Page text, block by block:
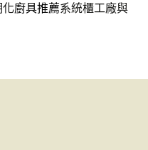
化廚具推薦系統櫃工廠與